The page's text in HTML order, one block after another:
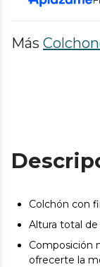
Más
Colchón con
Altura total de
Composición
ofrecerte la